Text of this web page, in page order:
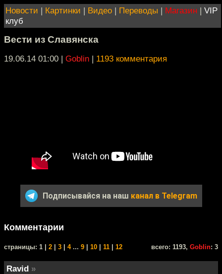
Новости | Картинки | Видео | Переводы | Магазин | VIP
клуб
Вести из Славянска
19.06.14 01:00 | Goblin | 1193 комментария
Подписывайся на наш канал в Telegram
Комментарии
cтраницы: 1 | 2 3 4... 9 10 11 12 всего: 1193, Goblin: 3
Ravid »